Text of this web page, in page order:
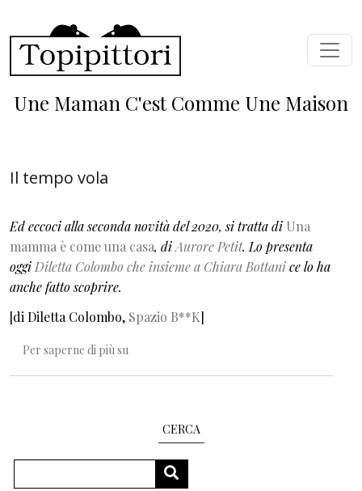
Une Maman C'est Comme Une Maison
Il tempo vola
Ed eccoci alla seconda novità del 2020, si tratta di Una
mamma è come una casa, diAurore Petit. Lo presenta
oggi Diletta Colombo che insieme a Chiara Bottanice lo ha
anche fatto scoprire.
[di Diletta Colombo, Spazio B**K]
Per saperne di più su
CERCA
CERCA